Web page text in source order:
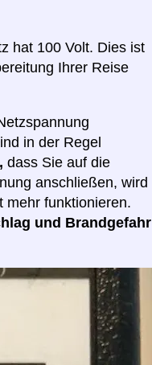
hat 100 Volt. Dies ist
Ihrer Reise
in der Regel
dass Sie auf die
anschließen, wird
mehr funktionieren.
und Brandgefahr